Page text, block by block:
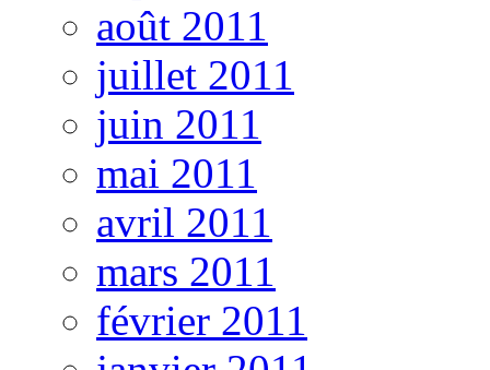
août 2011
juillet 2011
juin 2011
mai 2011
avril 2011
mars 2011
février 2011